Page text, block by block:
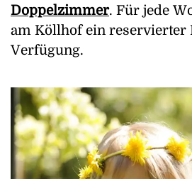
Doppelzimmer. Für jede
am Köllhof ein reservierter
Verfügung.